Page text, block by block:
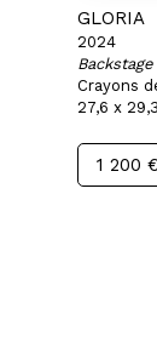
GLORIA
2024
Backstage
Crayons
27,6 x
1 200